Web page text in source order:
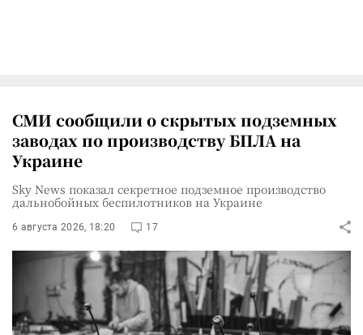
СМИ сообщили о скрытых подземных
заводах по производству БПЛА на
Украине
Sky News показал секретное подземное производство
дальнобойных беспилотников на Украине
6 августа 2026, 18:20 17